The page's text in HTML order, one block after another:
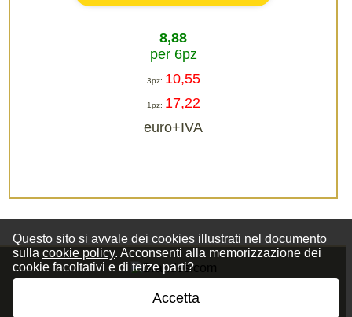
Questo sito si avvale dei cookies illustrati nel documento
sulla cookie policy. Acconsenti alla memorizzazione dei
cookie facoltativi e di terze parti?
Accetta
8,88
per 6pz
3pz: 10,55
1pz: 17,22
euro+IVA
Privacy Policy